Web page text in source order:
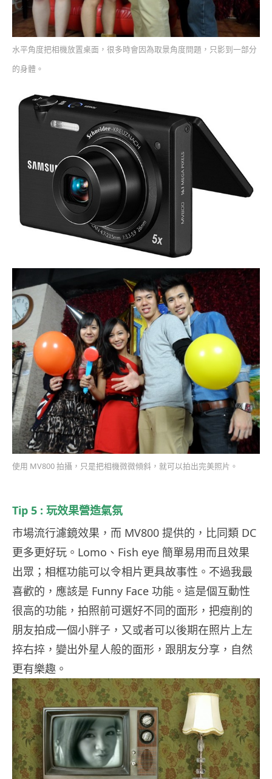
水平角度把相機放置桌面，很多時會因為取景角度問題，只影到一部分
的身體。
使用 MV800 拍攝，只是把相機微微傾斜，就可以拍出完美照片。
Tip 5 : 玩效果營造氣氛
市場流行濾鏡效果，而 MV800 提供的，比同類 DC
更多更好玩。Lomo、Fish eye 簡單易用而且效果
出眾；相框功能可以令相片更具故事性。不過我最
喜歡的，應該是 Funny Face 功能。這是個互動性
很高的功能，拍照前可選好不同的面形，把瘦削的
朋友拍成一個小胖子，又或者可以後期在照片上左
捽右捽，變出外星人般的面形，跟朋友分享，自然
更有樂趣。